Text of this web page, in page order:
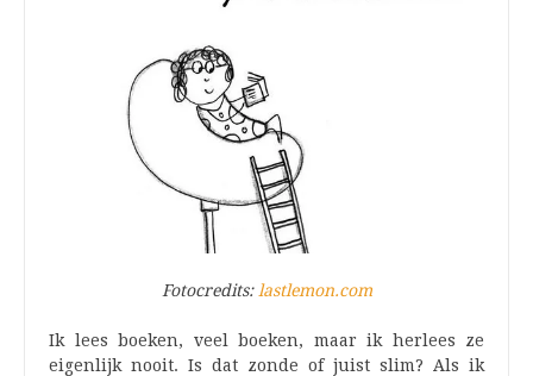
Fotocredits: lastlemon.com
Ik lees boeken, veel boeken, maar ik herlees ze
eigenlijk nooit. Is dat zonde of juist slim? Als ik